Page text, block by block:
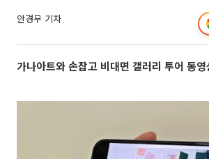
안경무 기자
가나아트와 손잡고 비대면 갤러리 투어 동